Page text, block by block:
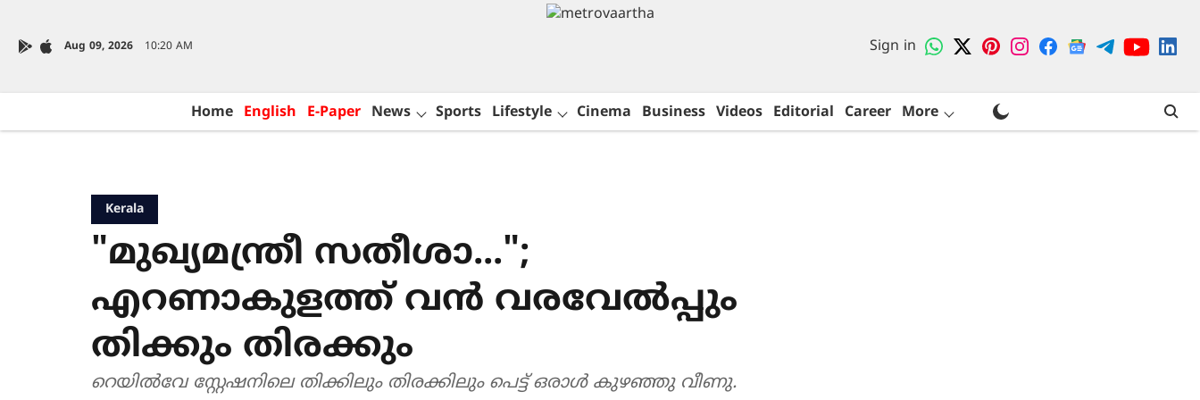
Aug 09, 2026 10:20 AM Sign in
Home English E-Paper News Sports Lifestyle Cinema Business Videos Editorial Career More
Kerala
"മുഖ്യമന്ത്രീ സതീശാ...";
എറണാകുളത്ത് വൻ വരവേൽപ്പും
തിക്കും തിരക്കും
റെയിൽവേ സ്റ്റേഷനിലെ തിക്കിലും തിരക്കിലും പെട്ട് ഒരാൾ കുഴഞ്ഞു വീണു.